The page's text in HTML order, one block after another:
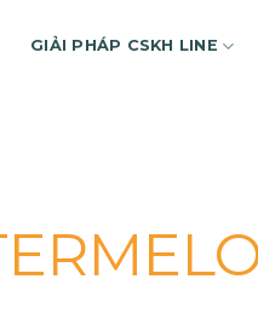
GIẢI PHÁP CSKH LINE